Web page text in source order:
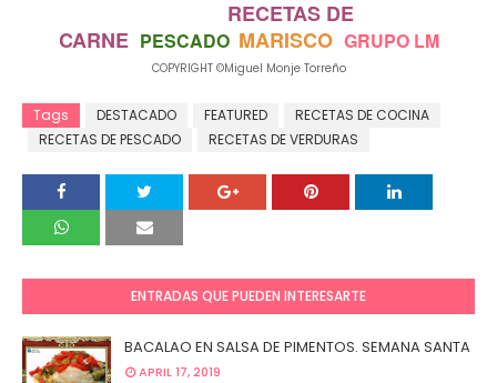
RECETAS DE
CARNE PESCADO MARISCO GRUPO LM
COPYRIGHT ©Miguel Monje Torreño
Tags DESTACADO FEATURED
RECETAS DE COCINA
RECETAS DE PESCADO
RECETAS DE VERDURAS
ENTRADAS QUE PUEDEN INTERESARTE
BACALAO EN SALSA DE PIMENTOS. SEMANA SANTA
APRIL 17, 2019